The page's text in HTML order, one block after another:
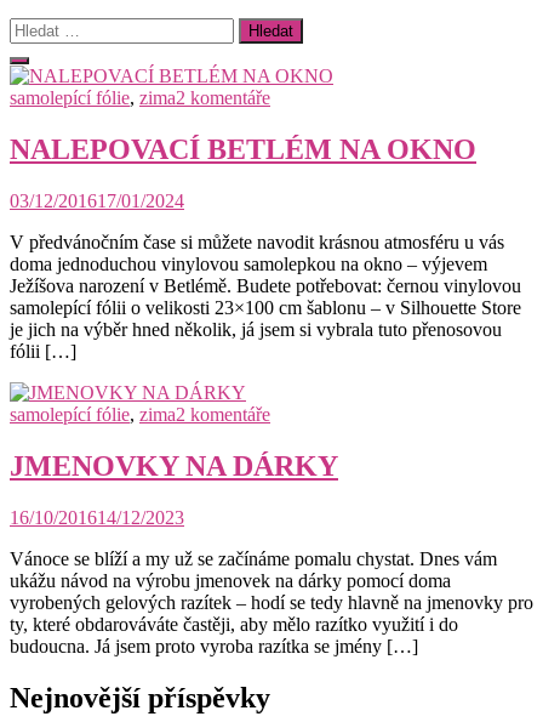
Vyhledávání
samolepící fólie, zima2 komentářeu
s
názvem
OKNO
NALEPOVACÍ BETLÉM NA OKNO
03/12/201617/01/2024
V předvánočním čase si můžete navodit krásnou atmosféru u vás
doma jednoduchou vinylovou samolepkou na okno – výjevem
Ježíšova narození v Betlémě. Budete potřebovat: černou vinylovou
samolepící fólii o velikosti 23×100 cm šablonu – v Silhouette Store
je jich na výběr hned několik, já jsem si vybrala tuto přenosovou
fólii […]
samolepící fólie, zima2 komentářeu
s
názvem
JMENOVKY NA DÁRKY
16/10/201614/12/2023
Vánoce se blíží a my už se začínáme pomalu chystat. Dnes vám
ukážu návod na výrobu jmenovek na dárky pomocí doma
vyrobených gelových razítek – hodí se tedy hlavně na jmenovky pro
ty, které obdarováváte častěji, aby mělo razítko využití i do
budoucna. Já jsem proto vyroba razítka se jmény […]
Nejnovější příspěvky